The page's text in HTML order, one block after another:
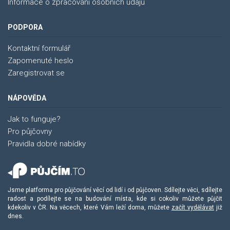
Informace o zpracování osobních údajů
PODPORA
Kontaktní formulář
Zapomenuté heslo
Zaregistrovat se
NÁPOVĚDA
Jak to funguje?
Pro půjčovny
Pravidla dobré nabídky
Jsme platforma pro půjčování věcí od lidí i od půjčoven. Sdílejte věci, sdílejte
radost a podílejte se na budování místa, kde si cokoliv můžete půjčit
kdekoliv v ČR. Na věcech, které Vám leží doma, můžete začít vydělávatjiž
dnes.